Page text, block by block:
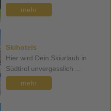
mehr
Skihotels
Hier wird Dein Skiurlaub in
Südtirol unvergesslich ...
mehr